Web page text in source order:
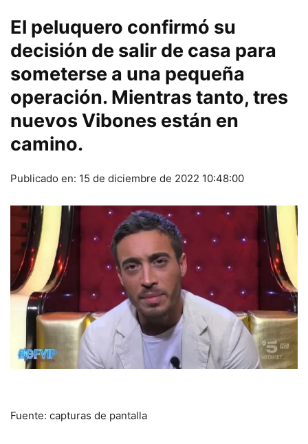
El peluquero confirmó su
decisión de salir de casa para
someterse a una pequeña
operación. Mientras tanto, tres
nuevos Vibones están en
camino.
Publicado en: 15 de diciembre de 2022 10:48:00
Fuente: capturas de pantalla